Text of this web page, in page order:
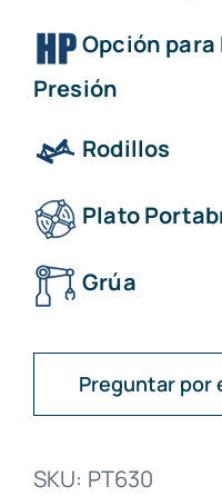
Opción
Presión
Rodillos
Plato
Grúa
Preguntar
SKU: PT630